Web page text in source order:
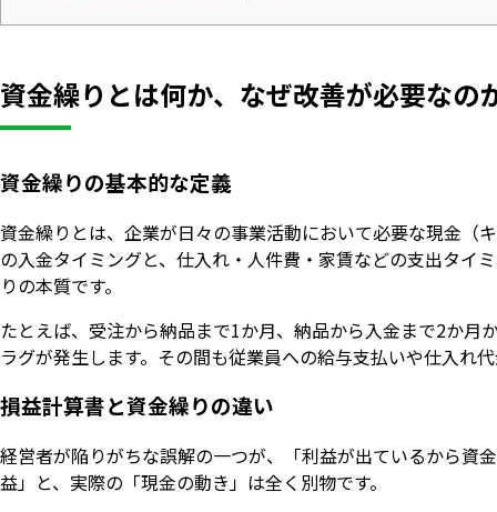
資金繰りとは何か、なぜ改善が必要なの
資金繰りの基本的な定義
資金繰りとは、企業が日々の事業活動において必要な現金（
の入金タイミングと、仕入れ・人件費・家賃などの支出タイ
りの本質です。
たとえば、受注から納品まで1か月、納品から入金まで2か
ラグが発生します。その間も従業員への給与支払いや仕入れ
損益計算書と資金繰りの違い
経営者が陥りがちな誤解の一つが、「利益が出ているから資
益」と、実際の「現金の動き」は全く別物です。